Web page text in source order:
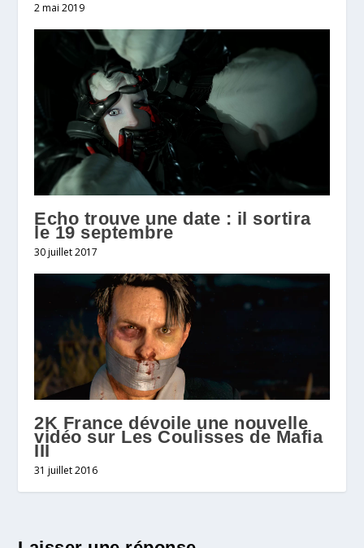
2 mai 2019
Echo trouve une date : il sortira
le 19 septembre
30 juillet 2017
2K France dévoile une nouvelle
vidéo sur Les Coulisses de Mafia
III
31 juillet 2016